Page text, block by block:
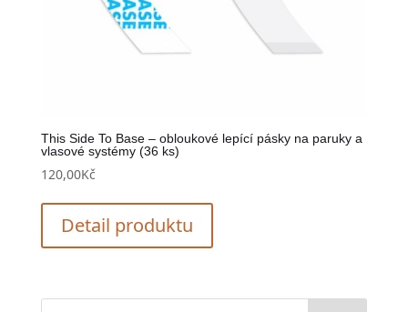
This Side To Base – obloukové lepící pásky na paruky a
vlasové systémy (36 ks)
120,00Kč
Detail produktu